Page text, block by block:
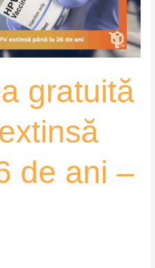
gratuită
de ani –